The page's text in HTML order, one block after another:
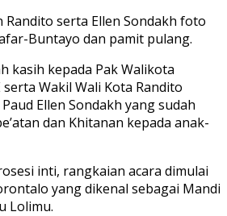
Randito serta Ellen Sondakh foto
Buntayo dan pamit pulang.
kasih kepada Pak Walikota
Wakil Wali Kota Randito
Ellen Sondakh yang sudah
dan Khitanan kepada anak-
inti, rangkaian acara dimulai
yang dikenal sebagai Mandi
Lolimu.